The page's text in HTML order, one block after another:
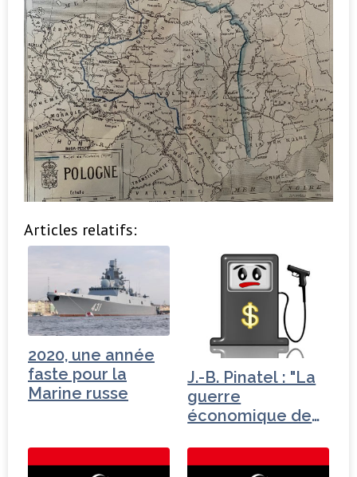
Articles relatifs:
2020, une année
faste pour la
Marine russe
J.-B. Pinatel : "La
guerre
économique de